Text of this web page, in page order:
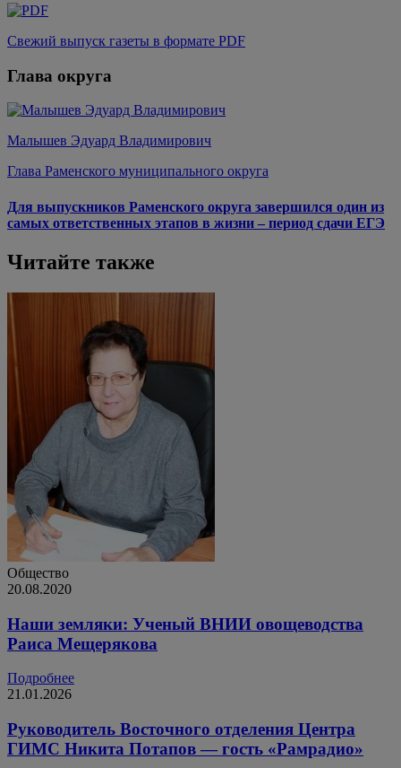
Свежий выпуск газеты в формате PDF
Глава округа
Малышев Эдуард Владимирович
Глава Раменского муниципального округа
Для выпускников Раменского округа завершился один из
самых ответственных этапов в жизни – период сдачи ЕГЭ
Читайте также
Общество
20.08.2020
Наши земляки: Ученый ВНИИ овощеводства
Раиса Мещерякова
Подробнее
21.01.2026
Руководитель Восточного отделения Центра
ГИМС Никита Потапов — гость «Рамрадио»